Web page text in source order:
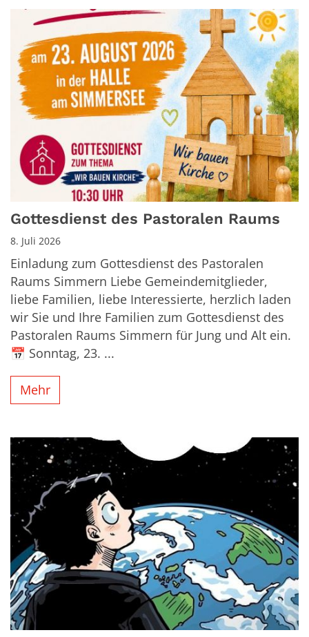
Gottesdienst des Pastoralen Raums
8. Juli 2026
Einladung zum Gottesdienst des Pastoralen
Raums Simmern Liebe Gemeindemitglieder,
liebe Familien, liebe Interessierte, herzlich laden
wir Sie und Ihre Familien zum Gottesdienst des
Pastoralen Raums Simmern für Jung und Alt ein.
📅 Sonntag, 23. ...
Mehr